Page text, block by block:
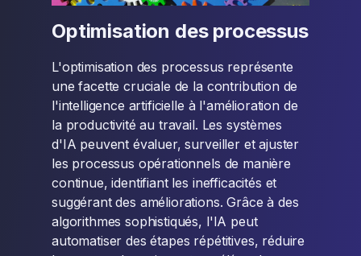
Optimisation des processus
L'optimisation des processus représente
une facette cruciale de la contribution de
l'intelligence artificielle à l'amélioration de
la productivité au travail. Les systèmes
d'IA peuvent évaluer, surveiller et ajuster
les processus opérationnels de manière
continue, identifiant les inefficacités et
suggérant des améliorations. Grâce à des
algorithmes sophistiqués, l'IA peut
automatiser des étapes répétitives, réduire